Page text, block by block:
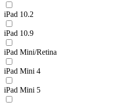
iPad 10.2
iPad 10.9
iPad Mini/Retina
iPad Mini 4
iPad Mini 5